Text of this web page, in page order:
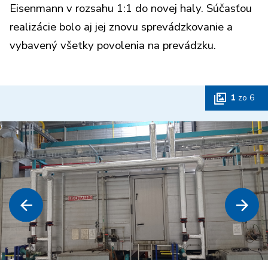
Eisenmann v rozsahu 1:1 do novej haly. Súčasťou
realizácie bolo aj jej znovu sprevádzkovanie a
vybavený všetky povolenia na prevádzku.
1 zo 6